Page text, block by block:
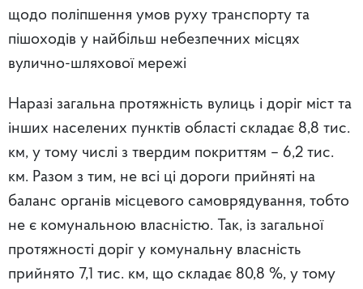
щодо поліпшення умов руху транспорту та
пішоходів у найбільш небезпечних місцях
вулично-шляхової мережі
Наразі загальна протяжність вулиць і доріг міст та
інших населених пунктів області складає 8,8 тис.
км, у тому числі з твердим покриттям – 6,2 тис.
км. Разом з тим, не всі ці дороги прийняті на
баланс органів місцевого самоврядування, тобто
не є комунальною власністю. Так, із загальної
протяжності доріг у комунальну власність
прийнято 7,1 тис. км, що складає 80,8 %, у тому